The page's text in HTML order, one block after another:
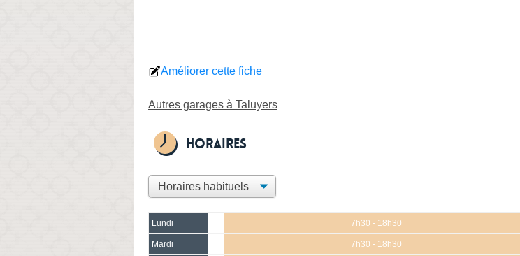
Améliorer cette fiche
Autres garages à Taluyers
Horaires
Lundi 7h30 - 18h30
Mardi 7h30 - 18h30